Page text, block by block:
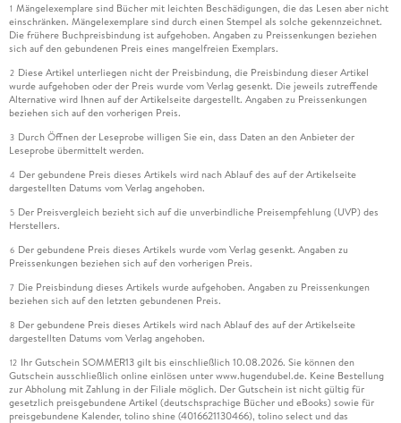
1 Mängelexemplare sind Bücher mit leichten Beschädigungen, die das Lesen aber nicht
einschränken. Mängelexemplare sind durch einen Stempel als solche gekennzeichnet.
Die frühere Buchpreisbindung ist aufgehoben. Angaben zu Preissenkungen beziehen
sich auf den gebundenen Preis eines mangelfreien Exemplars.
2 Diese Artikel unterliegen nicht der Preisbindung, die Preisbindung dieser Artikel
wurde aufgehoben oder der Preis wurde vom Verlag gesenkt. Die jeweils zutreffende
Alternative wird Ihnen auf der Artikelseite dargestellt. Angaben zu Preissenkungen
beziehen sich auf den vorherigen Preis.
3 Durch Öffnen der Leseprobe willigen Sie ein, dass Daten an den Anbieter der
Leseprobe übermittelt werden.
4 Der gebundene Preis dieses Artikels wird nach Ablauf des auf der Artikelseite
dargestellten Datums vom Verlag angehoben.
5 Der Preisvergleich bezieht sich auf die unverbindliche Preisempfehlung (UVP) des
Herstellers.
6 Der gebundene Preis dieses Artikels wurde vom Verlag gesenkt. Angaben zu
Preissenkungen beziehen sich auf den vorherigen Preis.
7 Die Preisbindung dieses Artikels wurde aufgehoben. Angaben zu Preissenkungen
beziehen sich auf den letzten gebundenen Preis.
8 Der gebundene Preis dieses Artikels wird nach Ablauf des auf der Artikelseite
dargestellten Datums vom Verlag angehoben.
12 Ihr Gutschein SOMMER13 gilt bis einschließlich 10.08.2026. Sie können den
Gutschein ausschließlich online einlösen unter www.hugendubel.de. Keine Bestellung
zur Abholung mit Zahlung in der Filiale möglich. Der Gutschein ist nicht gültig für
gesetzlich preisgebundene Artikel (deutschsprachige Bücher und eBooks) sowie für
preisgebundene Kalender, tolino shine (4016621130466), tolino select und das